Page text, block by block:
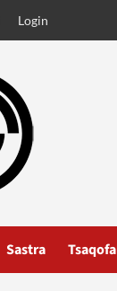
Login
Sastra